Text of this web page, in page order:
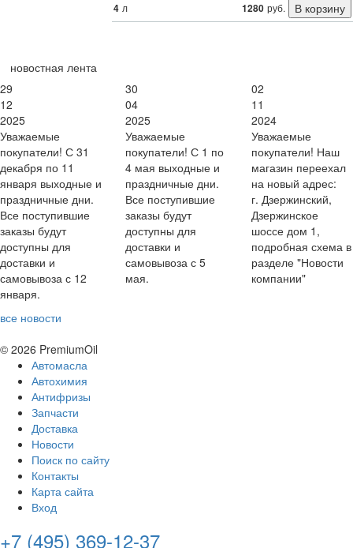
4 л 1280 руб.
новостная лента
29
12
2025
Уважаемые
покупатели! С 31
декабря по 11
января выходные и
праздничные дни.
Все поступившие
заказы будут
доступны для
доставки и
самовывоза с 12
января.
30
04
2025
Уважаемые
покупатели! С 1 по
4 мая выходные и
праздничные дни.
Все поступившие
заказы будут
доступны для
доставки и
самовывоза с 5
мая.
02
11
2024
Уважаемые
покупатели! Наш
магазин переехал
на новый адрес:
г. Дзержинский,
Дзержинское
шоссе дом 1,
подробная схема в
разделе "Новости
компании"
все новости
© 2026 PremiumOil
Автомасла
Автохимия
Антифризы
Запчасти
Доставка
Новости
Поиск по сайту
Контакты
Карта сайта
Вход
+7 (495) 369-12-37